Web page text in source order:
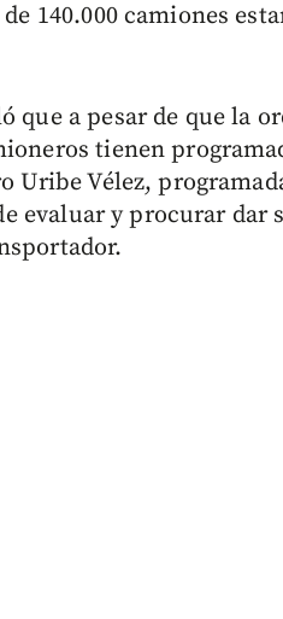
140.000 camiones
a pesar de que la
tienen
Uribe Vélez,
evaluar y procurar dar